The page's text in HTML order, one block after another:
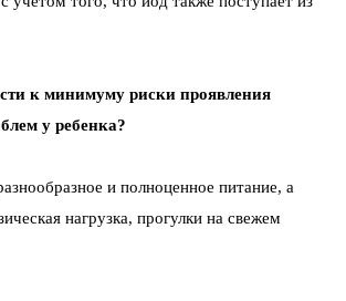
к минимуму риски проявления
у ребенка?
и полноценное питание, а
нагрузка, прогулки на свежем